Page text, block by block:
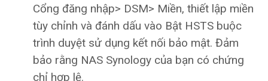
Cổng đăng nhập> DSM> Miền, thiết lập miền
tùy chỉnh và đánh dấu vào Bật HSTS buộc
trình duyệt sử dụng kết nối bảo mật. Đảm
bảo rằng NAS Synology của bạn có chứng
chỉ hợp lệ.